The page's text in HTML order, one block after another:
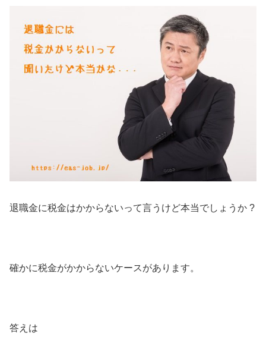
退職金に税金はかからないって言うけど本当でしょうか ?
確かに税金がかからないケースがあります。
答えは